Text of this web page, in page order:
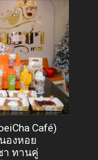
Café)
องหอย
า ทานคู่